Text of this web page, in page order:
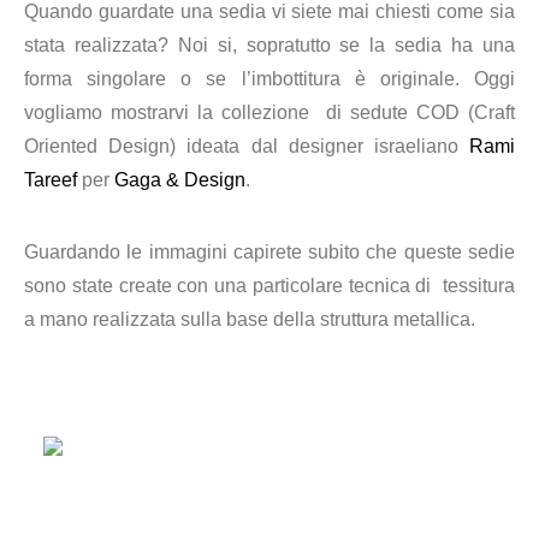
Quando guardate una sedia vi siete mai chiesti come sia
stata realizzata? Noi si, sopratutto se la sedia ha una
forma singolare o se l’imbottitura è originale. Oggi
vogliamo mostrarvi la collezione di sedute COD (Craft
Oriented Design) ideata dal designer israeliano
Rami
Tareefper Gaga & Design.
Guardando le immagini capirete subito che queste sedie
sono state create con una particolare tecnica di tessitura
a mano realizzata sulla base della struttura metallica.